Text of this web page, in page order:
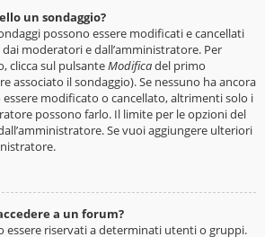
un sondaggio?
possono essere modificati e cancellati
moderatori e dall’amministratore. Per
clicca sul pulsanteModificadel primo
associato il sondaggio). Se nessuno ha ancora
modificato o cancellato, altrimenti solo i
possono farlo. Il limite per le opzioni del
Se vuoi aggiungere ulteriori
a un forum?
riservati a determinati utenti o gruppi.